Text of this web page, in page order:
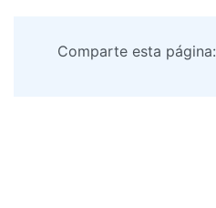
Comparte esta página: